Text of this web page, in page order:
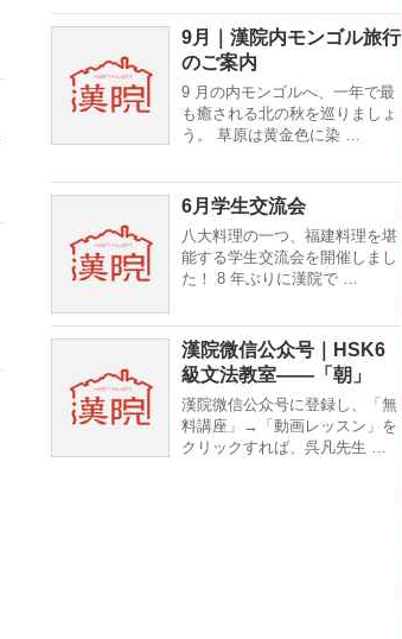
9月｜漢院内モンゴル旅行
のご案内
9 月の内モンゴルへ、一年で最
も癒される北の秋を巡りましょ
う。 草原は黄金色に染 …
6月学生交流会
八大料理の一つ、福建料理を堪
能する学生交流会を開催しまし
た！ 8 年ぶりに漢院で …
漢院微信公众号｜HSK6
級文法教室——「朝」
漢院微信公众号に登録し、「無
料講座」→「動画レッスン」を
クリックすれば、呉凡先生 …